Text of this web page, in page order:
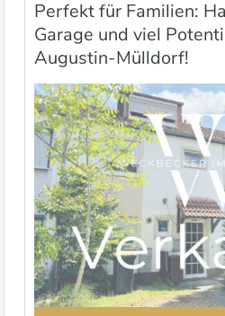
Perfekt für Familien:
Garage und viel
Augustin-Mülldorf!